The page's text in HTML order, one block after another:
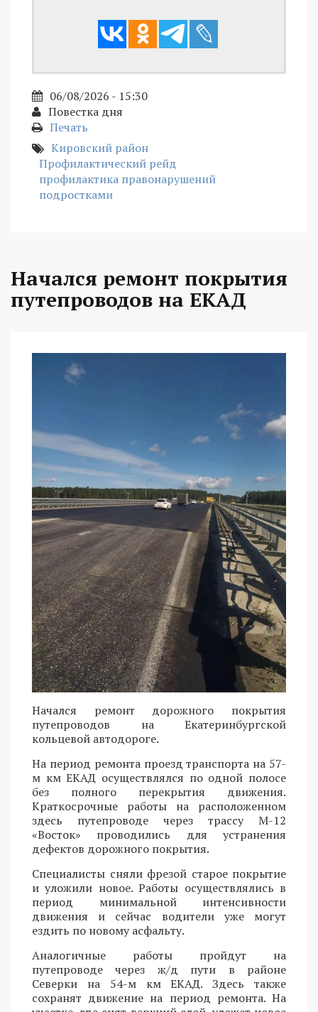
06/08/2026 - 15:30
Повестка дня
Печать
Кировский район
Профилактический рейд
профилактика правонарушений
подростками
Начался ремонт покрытия
путепроводов на ЕКАД
Начался ремонт дорожного покрытия
путепроводов на Екатеринбургской
кольцевой автодороге.
На период ремонта проезд транспорта на 57-
м км ЕКАД осуществлялся по одной полосе
без полного перекрытия движения.
Краткосрочные работы на расположенном
здесь путепроводе через трассу М-12
«Восток» проводились для устранения
дефектов дорожного покрытия.
Специалисты сняли фрезой старое покрытие
и уложили новое. Работы осуществлялись в
период минимальной интенсивности
движения и сейчас водители уже могут
ездить по новому асфальту.
Аналогичные работы пройдут на
путепроводе через ж/д пути в районе
Северки на 54-м км ЕКАД. Здесь также
сохранят движение на период ремонта. На